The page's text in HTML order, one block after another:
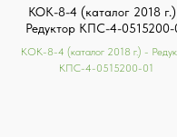
КОК-8-4 (каталог 2018
Редуктор КПС-4-0515200-
КОК-8-4 (каталог 2018 г.) -
КПС-4-0515200-01